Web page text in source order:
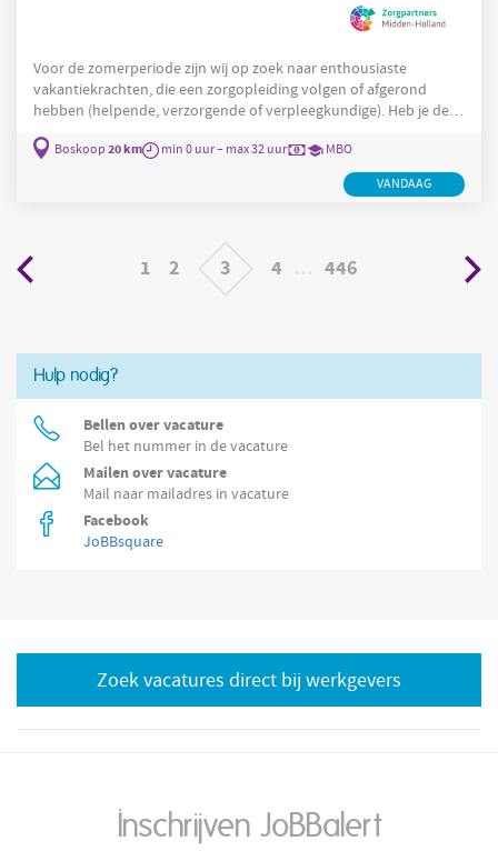
Voor de zomerperiode zijn wij op zoek naar enthousiaste
vakantiekrachten, die een zorgopleiding volgen of afgerond
hebben (helpende, verzorgende of verpleegkundige). Heb je de
zorgstage positief afgerond en/of ben je in staat zelfstandig ADL
werkzaamheden te verrichten? Dan kun je solliciteren! Wij kijken
vervolgens naar de mogelijkheden om jou in te zetten bij
werkzaamheden waarbij taken worden uitgevoerd in de ADL,
Boskoop 20 km min 0 uur – max 32 uur MBO
VANDAAG
1 2 3 4 446
Hulp nodig?
Bellen over vacature
Bel het nummer in de vacature
Mailen over vacature
Mail naar mailadres in vacature
Facebook
JoBBsquare
Zoek vacatures direct bij werkgevers
Inschrijven JoBBalert